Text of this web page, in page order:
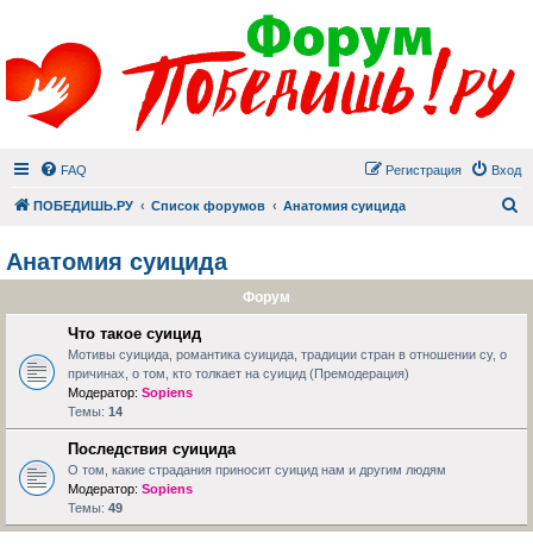
FAQ Вход
Регистрация
ПОБЕДИШЬ.РУ Список форумов Анатомия суицида
Анатомия суицида
Форум
Что такое суицид
Мотивы суицида, романтика суицида, традиции стран в отношении су, о
причинах, о том, кто толкает на суицид (Премодерация)
Модератор: Sopiens
Темы: 14
Последствия суицида
О том, какие страдания приносит суицид нам и другим людям
Модератор: Sopiens
Темы: 49